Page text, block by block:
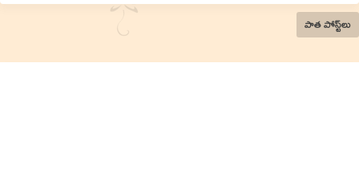
పాత పోస్ట్‌లు